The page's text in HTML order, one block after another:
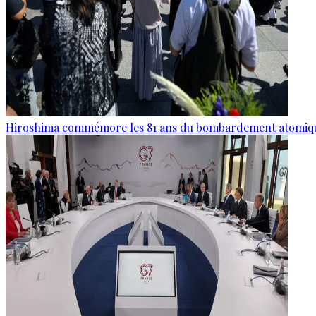
Hiroshima commémore les 81 ans du bombardement